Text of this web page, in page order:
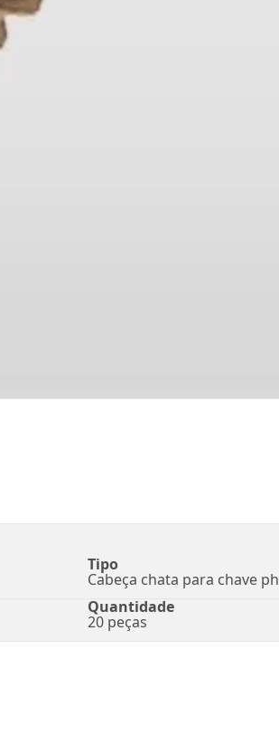
Tipo
Cabeça chata para chave
Quantidade
20 peças